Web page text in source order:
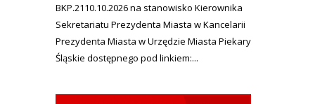
BKP.2110.10.2026 na stanowisko Kierownika
Sekretariatu Prezydenta Miasta w Kancelarii
Prezydenta Miasta w Urzędzie Miasta Piekary
Śląskie dostępnego pod linkiem:...